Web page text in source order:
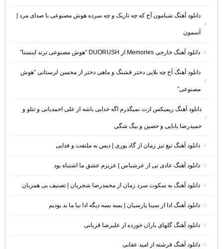
دانلود آهنگ شبامون آخ که چه تاریک و چه سرده هوش مصنوعی با صدای مرد |
آسمون
دانلود آهنگ خارجی Memories از DUORUSH “هوش مصنوعی ترند اینستا”
دانلود آهنگ آخ چه بلایی دختر قشنگ و ماهی دختر از محسن لرستانی “هوش
مصنوعی”
دانلود آهنگ ریمیکس ازت نمیگذرم اگه خدایی باشه از علی احمدیانی و تتلو و
حمیدرضا بابایی و حصین و بیگ شگی
دانلود آهنگ تیغ تیز زمان از گاد پوری | دیس به ملتفت و فدایی
دانلود آهنگ عادی نی از عرشیاس | عزیزم عشق ما اشتباه بود
دانلود آهنگ به سکوت سرد زمان از محمدرضا شجریان | تصنیف بی همزبان
دانلود آهنگ ادا از سینا پارسیان | بسه بسه دیگه ادا نیا ما بد بودیم
دانلود آهنگ گلهای باران خورده از علیرضا قربانی
دانلود آهنگ فرشته از امید عقابی